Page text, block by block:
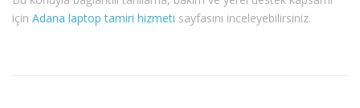
için Adana laptop tamiri hizmeti sayfasını inceleyebilirsiniz.